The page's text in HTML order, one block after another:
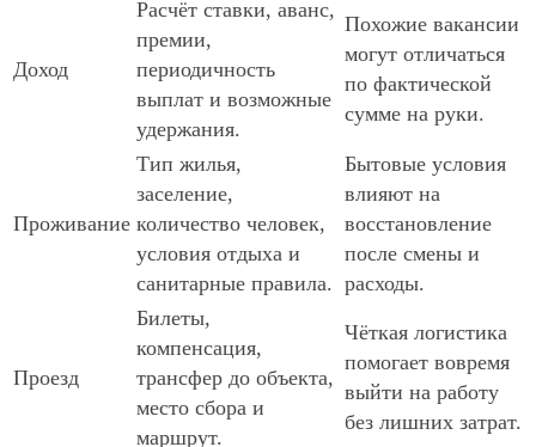
Доход
Расчёт ставки, аванс,
премии,
периодичность
выплат и возможные
удержания.
Похожие вакансии
могут отличаться
по фактической
сумме на руки.
Проживание
Тип жилья,
заселение,
количество человек,
условия отдыха и
санитарные правила.
Бытовые условия
влияют на
восстановление
после смены и
расходы.
Проезд
Билеты,
компенсация,
трансфер до объекта,
место сбора и
маршрут.
Чёткая логистика
помогает вовремя
выйти на работу
без лишних затрат.